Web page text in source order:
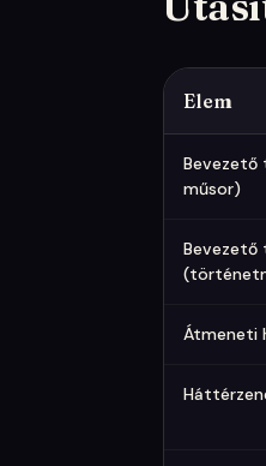
Elem
Bevezető
műsor)
Bevezető
Átmeneti